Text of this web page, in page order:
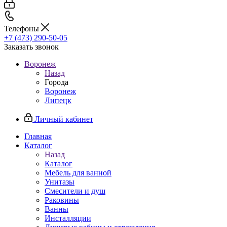
Телефоны
+7 (473) 290-50-05
Заказать звонок
Воронеж
Назад
Города
Воронеж
Липецк
Личный кабинет
Главная
Каталог
Назад
Каталог
Мебель для ванной
Унитазы
Смесители и душ
Раковины
Ванны
Инсталляции